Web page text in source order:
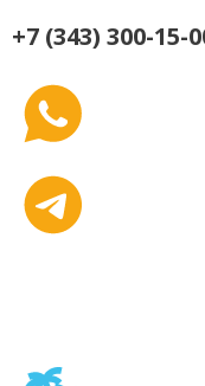
+7 (343) 300-15-